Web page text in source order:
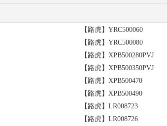
【路虎】YRC500060
【路虎】YRC500080
【路虎】XPB500280PVJ
【路虎】XPB500350PVJ
【路虎】XPB500470
【路虎】XPB500490
【路虎】LR008723
【路虎】LR008726